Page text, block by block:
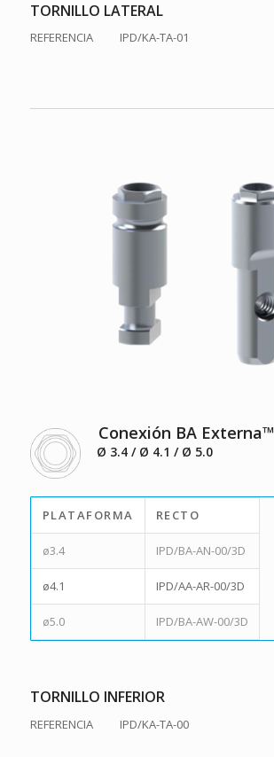
TORNILLO LATERAL
REFERENCIA IPD/KA-TA-01
Conexión BA Externa™
Ø 3.4 / Ø 4.1 / Ø 5.0
PLATAFORMA RECTO
ø3.4 IPD/BA-AN-00/3D
ø4.1 IPD/AA-AR-00/3D
ø5.0 IPD/BA-AW-00/3D
TORNILLO INFERIOR
REFERENCIA IPD/KA-TA-00